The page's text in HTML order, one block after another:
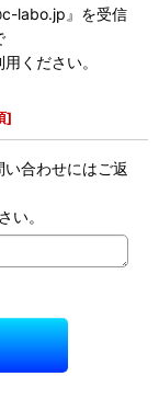
labo.jp』を受信
ください。
]
合わせにはご返
い。